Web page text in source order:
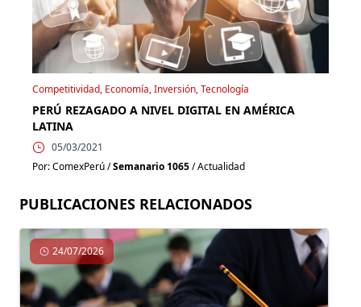
Competitividad, Economía, Inversión, Tecnología
PERÚ REZAGADO A NIVEL DIGITAL EN AMÉRICA
LATINA
05/03/2021
Por: ComexPerú /Semanario 1065/ Actualidad
PUBLICACIONES RELACIONADOS
24/07/2026